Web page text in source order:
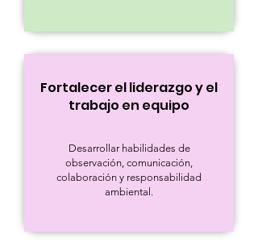
Fortalecer el liderazgo y el
trabajo en equipo
Desarrollar habilidades de
observación, comunicación,
colaboración y responsabilidad
ambiental.